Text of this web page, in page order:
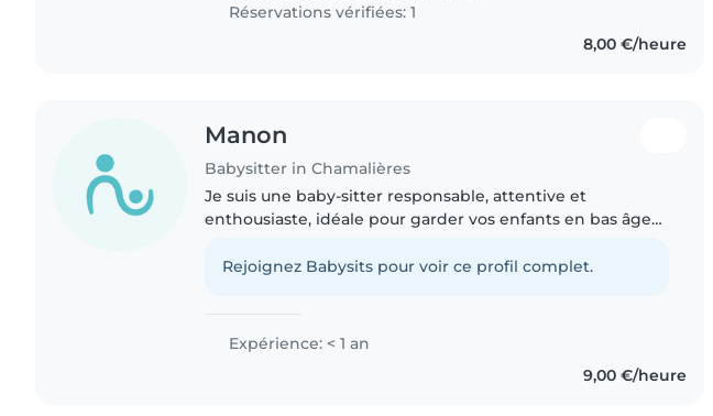
Réservations vérifiées: 1
8,00 €/heure
Manon
Babysitter in Chamalières
Je suis une baby-sitter responsable, attentive et
enthousiaste, idéale pour garder vos enfants en bas âge
et j'ai déjà..
Rejoignez Babysits pour voir ce profil complet.
Expérience: < 1 an
9,00 €/heure